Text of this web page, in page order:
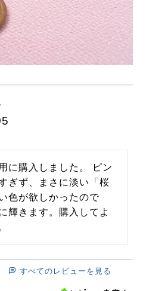
に購入しました。 ピン
ぎず、まさに淡い「桜
色が欲しかったので
輝きます。購入してよ
すべてのレビューを見る